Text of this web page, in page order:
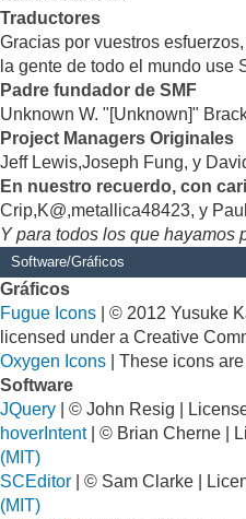
Traductores
Gracias por vuestros
la gente de todo el mundo use
Padre fundador de SMF
Unknown W. "[Unknown]"
Project Managers Originales
Jeff Lewis,Joseph Fung, y
En nuestro recuerdo, con
Crip,K@,metallica48423, y
Y para todos los que hayamos
Software/Gráficos
Gráficos
Fugue Icons | © 2012 Yusuke
licensed under a Creative
Oxygen Icons | These icons
Software
JQuery | © John Resig |
hoverIntent| © Brian Cherne |
(MIT)
SCEditor | © Sam Clarke |
(MIT)